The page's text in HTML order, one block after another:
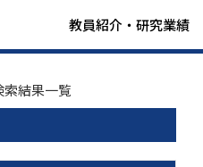
教員紹介・研究業績
索結果一覧